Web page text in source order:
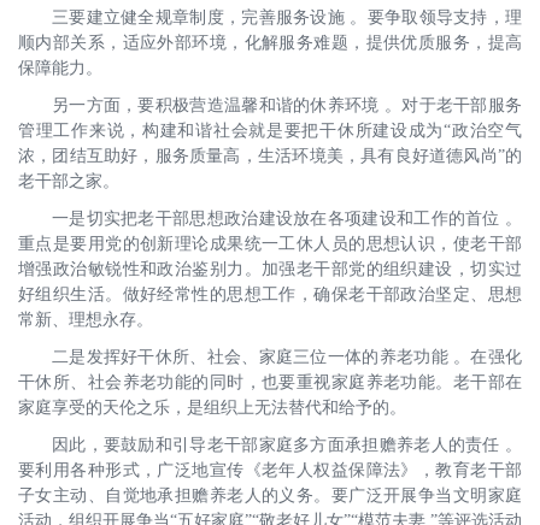
三要建立健全规章制度，完善服务设施 。要争取领导支持，理
顺内部关系，适应外部环境，化解服务难题，提供优质服务，提高
保障能力。
另一方面，要积极营造温馨和谐的休养环境 。对于老干部服务
管理工作来说，构建和谐社会就是要把干休所建设成为“政治空气
浓，团结互助好，服务质量高，生活环境美，具有良好道德风尚”的
老干部之家。
一是切实把老干部思想政治建设放在各项建设和工作的首位 。
重点是要用党的创新理论成果统一工休人员的思想认识，使老干部
增强政治敏锐性和政治鉴别力。加强老干部党的组织建设，切实过
好组织生活。做好经常性的思想工作，确保老干部政治坚定、思想
常新、理想永存。
二是发挥好干休所、社会、家庭三位一体的养老功能 。在强化
干休所、社会养老功能的同时，也要重视家庭养老功能。老干部在
家庭享受的天伦之乐，是组织上无法替代和给予的。
因此，要鼓励和引导老干部家庭多方面承担赡养老人的责任 。
要利用各种形式，广泛地宣传《老年人权益保障法》，教育老干部
子女主动、自觉地承担赡养老人的义务。要广泛开展争当文明家庭
活动，组织开展争当“五好家庭”“敬老好儿女”“模范夫妻 ”等评选活动